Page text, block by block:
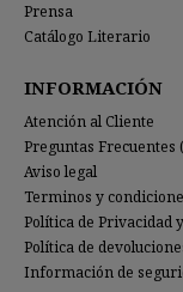
Prensa
Catálogo Literario
INFORMACIÓN
Atención al Cliente
Preguntas Frecuentes
Aviso legal
Terminos y
Política de Privacidad
Política de
Información de